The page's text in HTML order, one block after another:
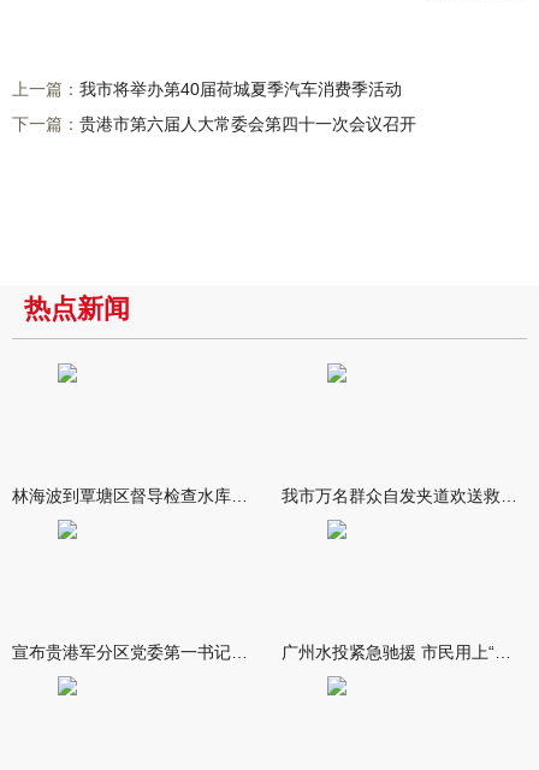
上一篇： 我市将举办第40届荷城夏季汽车消费季活动
下一篇： 贵港市第六届人大常委会第四十一次会议召开
热点新闻